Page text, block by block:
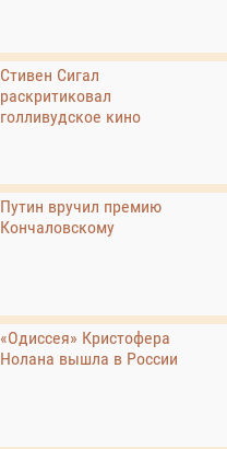
Стивен Сигал
раскритиковал
голливудское кино
Путин вручил премию
Кончаловскому
«Одиссея» Кристофера
Нолана вышла в России